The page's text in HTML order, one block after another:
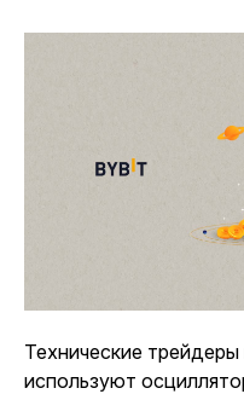
Технические
используют